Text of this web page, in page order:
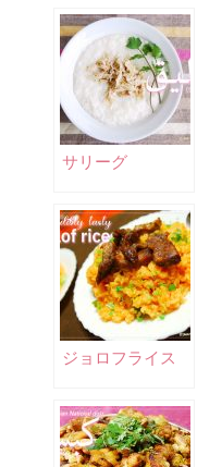
サリーグ
ジョロフライス